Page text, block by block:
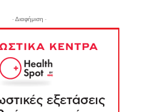
- Διαφήμιση -